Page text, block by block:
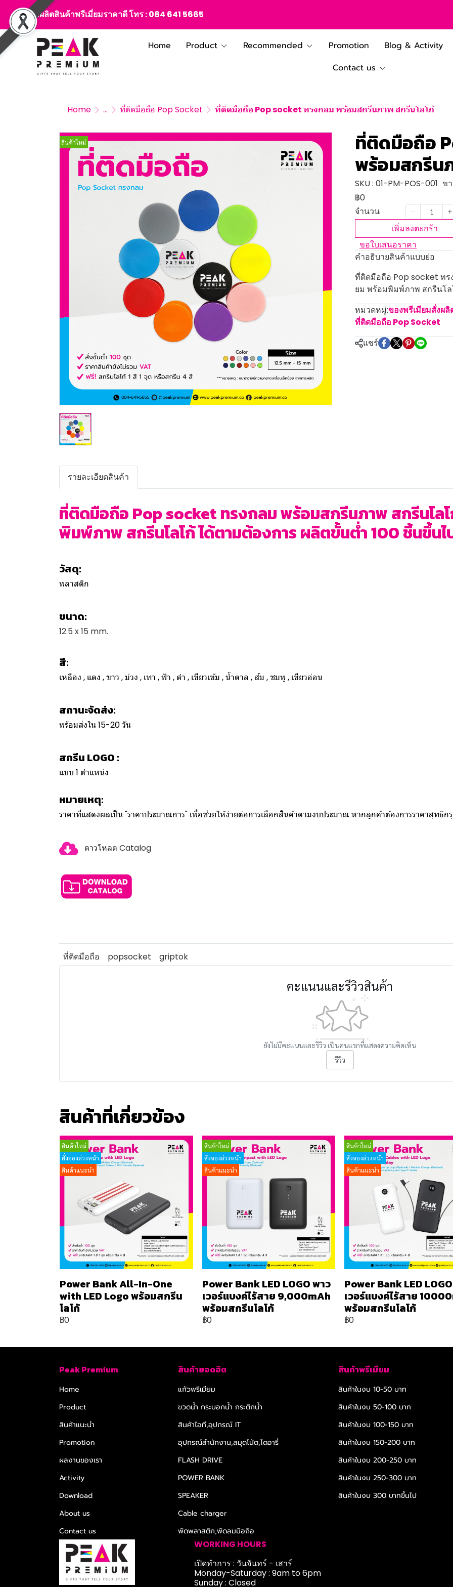
สั่งผลิตสินค้าพรีเมี่ยมราคาดี โทร :084 641 5665
Home Product Recommended Promotion Blog & Activity
Contact us
Home ... ที่ติดมือถือ Pop Socket ที่ติดมือถือ Pop socket ทรงกลม พร้อมสกรีนภาพ สกรีนโลโก้
สินค้าใหม่ ที่ติดมือถือ
พร้อมสกรีน
SKU : 01-PM-POS-001 ข
฿0
จำนวน
เพิ่มลงตะกร้า
ขอใบเสนอราคา
คำอธิบายสินค้าแบบย่อ
ที่ติดมือถือ Pop socket ท
ยม พร้อมพิมพ์ภาพ สกรีนโ
หมวดหมู่:ของพรีเมียมสั่งผ
ที่ติดมือถือ Pop Socket
แชร์
รายละเอียดสินค้า
ที่ติดมือถือ Pop socket ทรงกลม พร้อมสกรีนภาพ สกรีนโล
พิมพ์ภาพ สกรีนโลโก้ ได้ตามต้องการ ผลิตขั้นต่ำ 100 ชิ้นขึ้นไ
วัสดุ:
พลาสติก
ขนาด:
12.5 x 15 mm.
สี:
เหลือง , แดง , ขาว , ม่วง , เทา , ฟ้า , ดำ , เขียวเข้ม , น้ำตาล , ส้ม , ชมพู , เขียวอ่อน
สถานะจัดส่ง:
พร้อมส่งใน 15-20 วัน
สกรีน LOGO :
แบบ 1 ตำแหน่ง
หมายเหตุ:
ราคาที่แสดงผลเป็น "ราคาประมาณการ" เพื่อช่วยให้ง่ายต่อการเลือกสินค้าตามงบประมาณ หากลูกค้าต้องการราคาสุทธิ
ดาวโหลด Catalog
ที่ติดมือถือ popsocket griptok
คะแนนและรีวิวสินค้า
ยังไม่มีคะแนนและรีวิว เป็นคนแรกที่แสดงความคิดเห็น
รีวิว
สินค้าที่เกี่ยวข้อง
สินค้าใหม่
สั่งจองล่วงหน้า
สินค้าแนะนำ
Power Bank All-In-One
with LED Logo พร้อมสกรีน
โลโก้
฿0
สินค้าใหม่
สั่งจองล่วงหน้า
สินค้าแนะนำ
Power Bank LED LOGO พาว
เวอร์แบงค์ไร้สาย 9,000mAh
พร้อมสกรีนโลโก้
฿0
สินค้าใหม่
สั่งจองล่วงหน้า
สินค้าแนะนำ
Power Bank LED
เวอร์แบงค์ไร้สาย
พร้อมสกรีนโลโก้
฿0
Peak Premium
Home
Product
สินค้าแนะนำ
Promotion
ผลงานของเรา
Activity
Download
About us
Contact us
สินค้ายอดฮิต
แก้วพรีเมียม
ขวดน้ำ กระบอกน้ำ กระติกน้ำ
สินค้าไอที,อุปกรณ์ IT
อุปกรณ์สำนักงาน,สมุดโน้ต,ไดอารี่
FLASH DRIVE
POWER BANK
SPEAKER
Cable charger
พัดพลาสติก,พัดลมมือถือ
สินค้าพรีเมียม
สินค้าในงบ 10-50 บาท
สินค้าในงบ 50-100 บาท
สินค้าในงบ 100-150 บาท
สินค้าในงบ 150-200 บาท
สินค้าในงบ 200-250 บาท
สินค้าในงบ 250-300 บาท
สินค้าในงบ 300 บาทขึ้นไป
WORKING HOURS
เปิดทำการ : วันจันทร์ - เสาร์
Monday-Saturday : 9am to 6pm
Sunday : Closed